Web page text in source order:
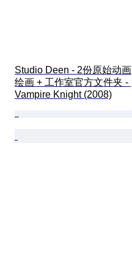
Studio Deen - 2份原始动画
绘画 + 工作室官方文件夹 -
Vampire Knight (2008)